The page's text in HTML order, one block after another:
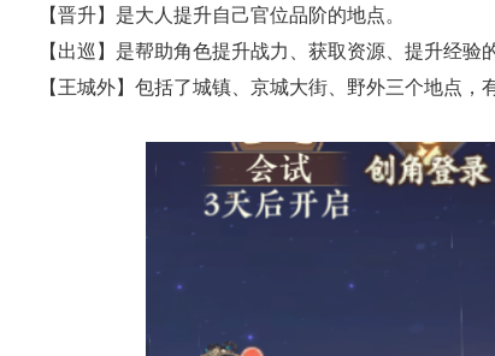
【晋升】是大人提升自己官位品阶的地点。
【出巡】是帮助角色提升战力、获取资源、提升经验
【王城外】包括了城镇、京城大街、野外三个地点，